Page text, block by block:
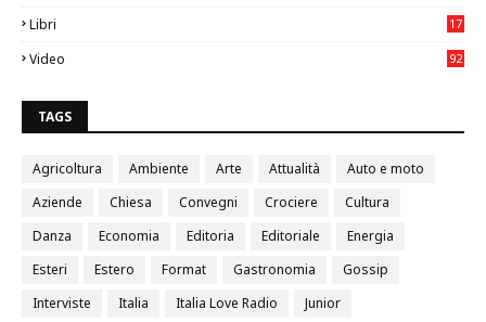
Libri
17
Video
92
TAGS
Agricoltura Ambiente Arte Attualità
Auto e moto
Aziende
Chiesa Convegni Crociere
Cultura
Danza
Economia Editoria Editoriale
Energia
Esteri
Estero Format Gastronomia
Gossip
Interviste
Italia Italia Love Radio
Junior